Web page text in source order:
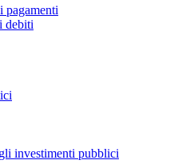
pagamenti
debiti
investimenti pubblici